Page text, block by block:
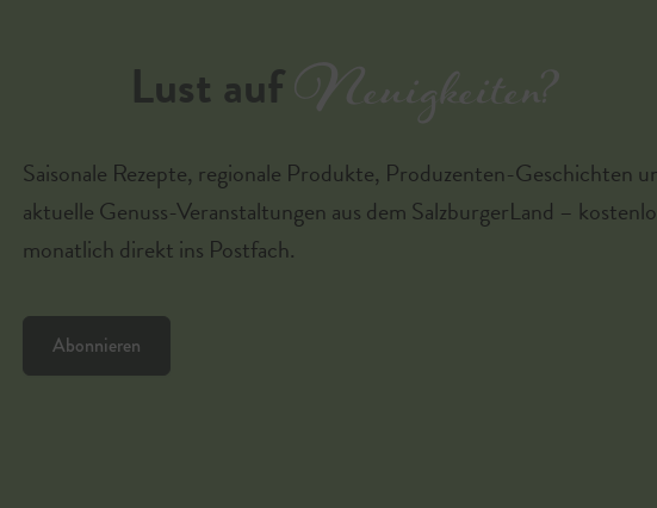
Lust aufNeuigkeiten?
Saisonale Rezepte, regionale Produkte, Produzenten-Geschichten
aktuelle Genuss-Veranstaltungen aus dem SalzburgerLand –
monatlich direkt ins Postfach.
Abonnieren